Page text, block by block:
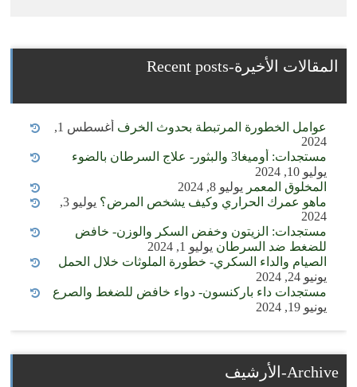
المقالات الأخيرة-Recent posts
عوامل الخطورة المرتبطة بحدوث الخرف
أغسطس 1,
2024
مستجدات: أوميغا3 والبثور- علاج السرطان بالضوء
يوليو 10, 2024
المخلوق المعمر يوليو 8, 2024
ماهو عمرك الحراري وكيف يشخص المرض؟
يوليو 3,
2024
مستجدات: الزيتون وخفض السكر والوزن- خافض
للضغط ضد السرطان يوليو 1, 2024
الصيام والداء السكري- خطورة الملوثات خلال الحمل
يونيو 24, 2024
مستجدات داء باركنسون- دواء خافض للضغط والصرع
يونيو 19, 2024
Archive-الأرشيف